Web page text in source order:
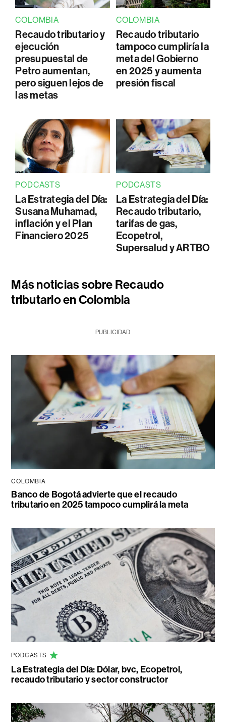
COLOMBIA
Recaudo tributario y
ejecución
presupuestal de
Petro aumentan,
pero siguen lejos de
las metas
COLOMBIA
Recaudo tributario
tampoco cumpliría la
meta del Gobierno
en 2025 y aumenta
presión fiscal
PODCASTS
La Estrategia del Día:
Susana Muhamad,
inflación y el Plan
Financiero 2025
PODCASTS
La Estrategia del Día:
Recaudo tributario,
tarifas de gas,
Ecopetrol,
Supersalud y ARTBO
Más noticias sobre Recaudo
tributario en Colombia
PUBLICIDAD
COLOMBIA
Banco de Bogotá advierte que el recaudo
tributario en 2025 tampoco cumplirá la meta
PODCASTS
La Estrategia del Día: Dólar, bvc, Ecopetrol,
recaudo tributario y sector constructor